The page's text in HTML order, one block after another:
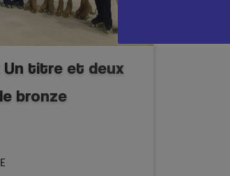
Un titre et deux
bronze